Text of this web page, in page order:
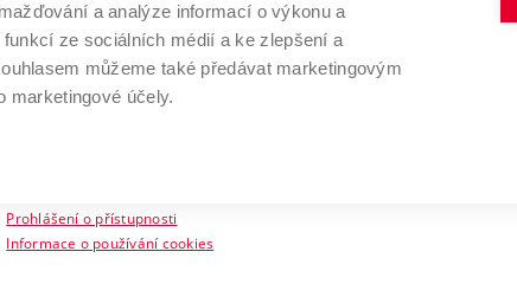
VYSOKÉ UČENÍ TECHNICKÉ V BRNĚ
Antonínská 548/1
602 00 Brno
www.vut.cz
Prohlášení o přístupnosti
Informace o používání cookies
a analýze informací o výkonu a
ze sociálních médií a ke zlepšení a
můžeme také předávat marketingovým
marketingové účely.